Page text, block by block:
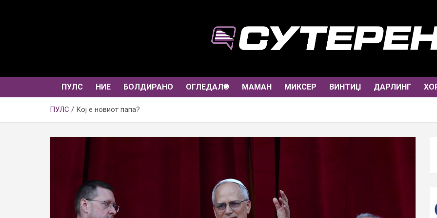
ПУЛС НИЕ БОЛДИРАНО ОГЛЕДАЛО МАМАН МИКСЕР ВИНТИЏ ДАРЛИНГ
ПУЛС Кој е новиот папа?